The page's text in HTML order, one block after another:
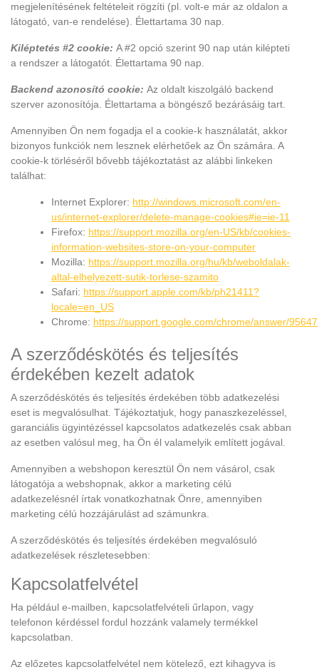
megjelenítésének feltételeit rögzíti (pl. volt-e már az oldalon a
látogató, van-e rendelése). Élettartama 30 nap.
Kiléptetés #2 cookie: A #2 opció szerint 90 nap után kilépteti
a rendszer a látogatót. Élettartama 90 nap.
Backend azonosító cookie: Az oldalt kiszolgáló backend
szerver azonosítója. Élettartama a böngésző bezárásáig tart.
Amennyiben Ön nem fogadja el a cookie-k használatát, akkor
bizonyos funkciók nem lesznek elérhetőek az Ön számára. A
cookie-k törléséről bővebb tájékoztatást az alábbi linkeken
találhat:
Internet Explorer: http://windows.microsoft.com/en-
us/internet-explorer/delete-manage-cookies#ie=ie-11
Firefox: https://support.mozilla.org/en-US/kb/cookies-
information-websites-store-on-your-computer
Mozilla: https://support.mozilla.org/hu/kb/weboldalak-
altal-elhelyezett-sutik-torlese-szamito
Safari: https://support.apple.com/kb/ph21411?
locale=en_US
Chrome: https://support.google.com/chrome/answer/95647
A szerződéskötés és teljesítés
érdekében kezelt adatok
A szerződéskötés és teljesítés érdekében több adatkezelési
eset is megvalósulhat. Tájékoztatjuk, hogy panaszkezeléssel,
garanciális ügyintézéssel kapcsolatos adatkezelés csak abban
az esetben valósul meg, ha Ön él valamelyik említett jogával.
Amennyiben a webshopon keresztül Ön nem vásárol, csak
látogatója a webshopnak, akkor a marketing célú
adatkezelésnél írtak vonatkozhatnak Önre, amennyiben
marketing célú hozzájárulást ad számunkra.
A szerződéskötés és teljesítés érdekében megvalósuló
adatkezelések részletesebben:
Kapcsolatfelvétel
Ha például e-mailben, kapcsolatfelvételi űrlapon, vagy
telefonon kérdéssel fordul hozzánk valamely termékkel
kapcsolatban.
Az előzetes kapcsolatfelvétel nem kötelező, ezt kihagyva is